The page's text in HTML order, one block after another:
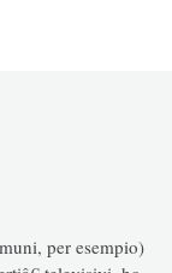
per esempio)